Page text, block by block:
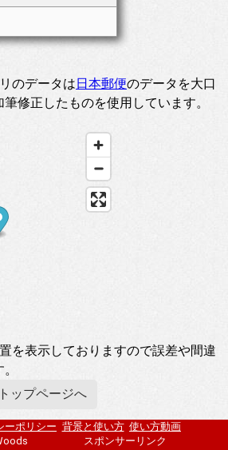
のデータは日本郵便のデータを大口
修正したものを使用しています。
を表示しておりますので誤差や間違
トップページへ
ーポリシー 背景と使い方 使い方動画
スポンサーリンク